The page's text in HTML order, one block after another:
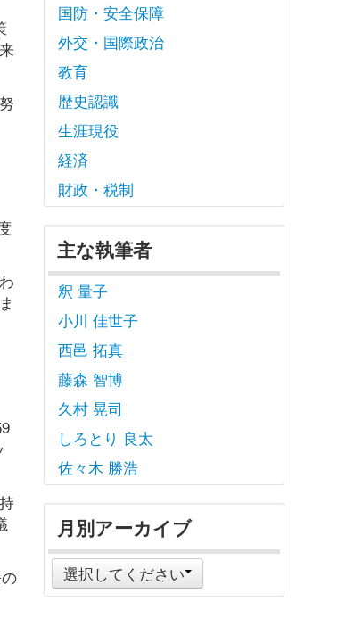
国防・安全保障
外交・国際政治
教育
歴史認識
生涯現役
経済
財政・税制
主な執筆者
釈 量子
小川 佳世子
西邑 拓真
藤森 智博
久村 晃司
しろとり 良太
佐々木 勝浩
月別アーカイブ
選択してください